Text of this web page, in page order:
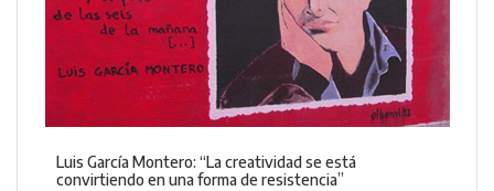
Luis García Montero: “La creatividad se está
convirtiendo en una forma de resistencia”